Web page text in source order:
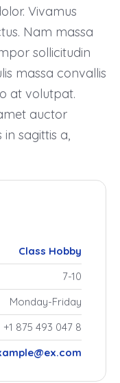
Vivamus
Nam massa
sollicitudin
massa convallis
at volutpat.
auctor
sagittis a,
Class Hobby
7-10
Monday-Friday
+1 875 493 047 8